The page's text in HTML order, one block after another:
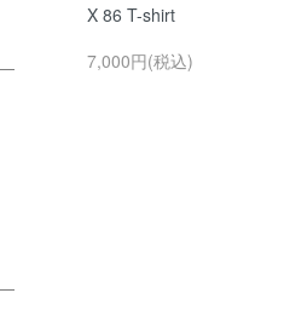
X 86 T-shirt
7,000円(税込)